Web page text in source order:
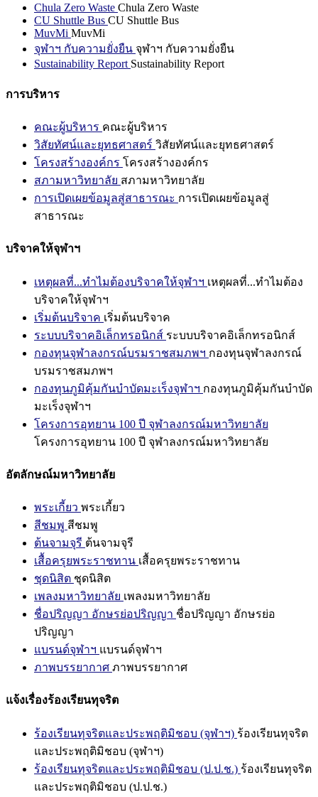
Chula Zero Waste Chula Zero Waste
CU Shuttle Bus CU Shuttle Bus
MuvMi MuvMi
จุฬาฯ กับความยั่งยืน จุฬาฯ กับความยั่งยืน
Sustainability Report Sustainability Report
การบริหาร
คณะผู้บริหาร คณะผู้บริหาร
วิสัยทัศน์และยุทธศาสตร์ วิสัยทัศน์และยุทธศาสตร์
โครงสร้างองค์กร โครงสร้างองค์กร
สภามหาวิทยาลัย สภามหาวิทยาลัย
การเปิดเผยข้อมูลสู่สาธารณะ การเปิดเผยข้อมูลสู่
สาธารณะ
บริจาคให้จุฬาฯ
เหตุผลที่...ทำไมต้องบริจาคให้จุฬาฯ เหตุผลที่...ทำไมต้อง
บริจาคให้จุฬาฯ
เริ่มต้นบริจาค เริ่มต้นบริจาค
ระบบบริจาคอิเล็กทรอนิกส์ ระบบบริจาคอิเล็กทรอนิกส์
กองทุนจุฬาลงกรณ์บรมราชสมภพฯ กองทุนจุฬาลงกรณ์
บรมราชสมภพฯ
กองทุนภูมิคุ้มกันบำบัดมะเร็งจุฬาฯ กองทุนภูมิคุ้มกันบำบัด
มะเร็งจุฬาฯ
โครงการอุทยาน 100 ปี จุฬาลงกรณ์มหาวิทยาลัย
โครงการอุทยาน 100 ปี จุฬาลงกรณ์มหาวิทยาลัย
อัตลักษณ์มหาวิทยาลัย
พระเกี้ยว พระเกี้ยว
สีชมพู สีชมพู
ต้นจามจุรี ต้นจามจุรี
เสื้อครุยพระราชทาน เสื้อครุยพระราชทาน
ชุดนิสิต ชุดนิสิต
เพลงมหาวิทยาลัย เพลงมหาวิทยาลัย
ชื่อปริญญา อักษรย่อปริญญา ชื่อปริญญา อักษรย่อ
ปริญญา
แบรนด์จุฬาฯ แบรนด์จุฬาฯ
ภาพบรรยากาศ ภาพบรรยากาศ
แจ้งเรื่องร้องเรียนทุจริต
ร้องเรียนทุจริตและประพฤติมิชอบ (จุฬาฯ) ร้องเรียนทุจริต
และประพฤติมิชอบ (จุฬาฯ)
ร้องเรียนทุจริตและประพฤติมิชอบ (ป.ป.ช.) ร้องเรียนทุจริต
และประพฤติมิชอบ (ป.ป.ช.)